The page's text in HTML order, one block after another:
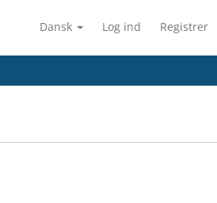
Dansk Log ind Registrer